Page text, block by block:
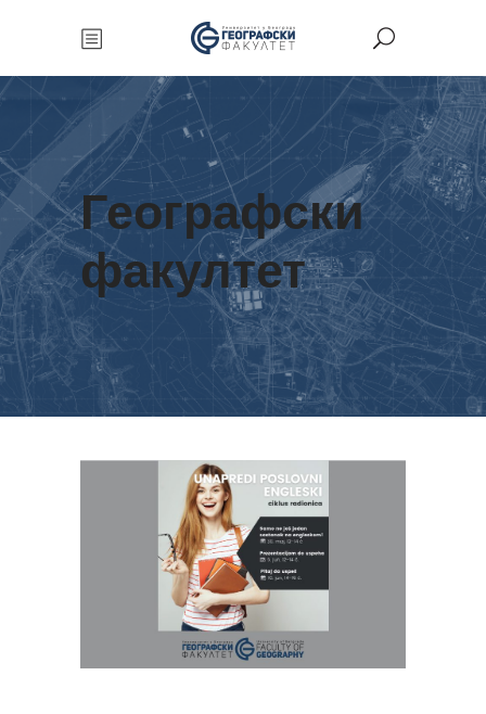
Географски
факултет